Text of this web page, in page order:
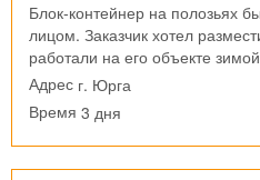
Блок-контейнер на полозьях
лицом. Заказчик хотел
работали на его объекте
Адрес г. Юрга
Время 3 дня